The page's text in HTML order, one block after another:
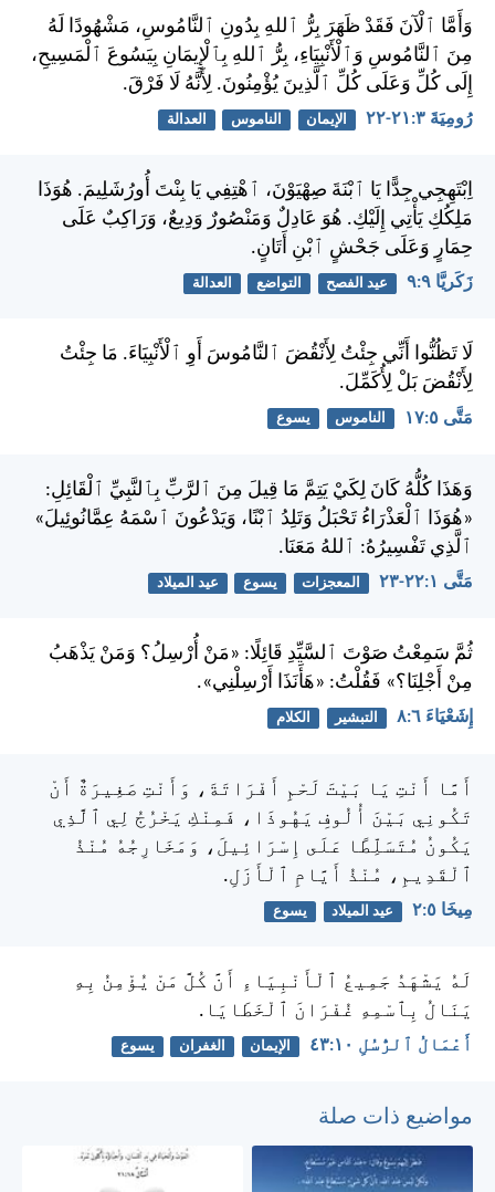
وَأَمَّا ٱلْآنَ فَقَدْ ظَهَرَ بِرُّ ٱللهِ بِدُونِ ٱلنَّامُوسِ، مَشْهُودًا لَهُ
مِنَ ٱلنَّامُوسِ وَٱلْأَنْبِيَاءِ، بِرُّ ٱللهِ بِٱلْإِيمَانِ بِيَسُوعَ ٱلْمَسِيحِ،
إِلَى كُلِّ وَعَلَى كُلِّ ٱلَّذِينَ يُؤْمِنُونَ. لِأَنَّهُ لَا فَرْقَ.
رُومِيَةَ ٣:‏٢١-‏٢٢ الإيمان الناموس العدالة
اِبْتَهِجِي جِدًّا يَا ٱبْنَةَ صِهْيَوْنَ، ٱهْتِفِي يَا بِنْتَ أُورُشَلِيمَ. هُوَذَا
مَلِكُكِ يَأْتِي إِلَيْكِ. هُوَ عَادِلٌ وَمَنْصُورٌ وَدِيعٌ، وَرَاكِبٌ عَلَى
حِمَارٍ وَعَلَى جَحْشٍ ٱبْنِ أَتَانٍ.
زَكَريَّا ٩:‏٩ عيد الفصح التواضع العدالة
لَا تَظُنُّوا أَنِّي جِئْتُ لِأَنْقُضَ ٱلنَّامُوسَ أَوِ ٱلْأَنْبِيَاءَ. مَا جِئْتُ
لِأَنْقُضَ بَلْ لِأُكَمِّلَ.
مَتَّى ٥:‏١٧ الناموس يسوع
وَهَذَا كُلُّهُ كَانَ لِكَيْ يَتِمَّ مَا قِيلَ مِنَ ٱلرَّبِّ بِٱلنَّبِيِّ ٱلْقَائِلِ:
«هُوَذَا ٱلْعَذْرَاءُ تَحْبَلُ وَتَلِدُ ٱبْنًا، وَيَدْعُونَ ٱسْمَهُ عِمَّانُوئِيلَ»
ٱلَّذِي تَفْسِيرُهُ: ٱللهُ مَعَنَا.
مَتَّى ١:‏٢٢-‏٢٣ المعجزات يسوع عيد الميلاد
ثُمَّ سَمِعْتُ صَوْتَ ٱلسَّيِّدِ قَائِلًا: «مَنْ أُرْسِلُ؟ وَمَنْ يَذْهَبُ
مِنْ أَجْلِنَا؟» فَقُلْتُ: «هَأَنَذَا أَرْسِلْنِي».
إِشَعْيَاءَ ٦:‏٨ التبشير الكلام
أَمَّا أَنْتِ يَا بَيْتَ لَحْمِ أَفْرَاتَةَ، وَأَنْتِ صَغِيرَةٌ أَنْ
تَكُونِي بَيْنَ أُلُوفِ يَهُوذَا، فَمِنْكِ يَخْرُجُ لِي ٱلَّذِي
يَكُونُ مُتَسَلِّطًا عَلَى إِسْرَائِيلَ، وَمَخَارِجُهُ مُنْذُ
ٱلْقَدِيمِ، مُنْذُ أَيَّامِ ٱلْأَزَلِ.
مِيخَا ٥:‏٢ عيد الميلاد يسوع
لَهُ يَشْهَدُ جَمِيعُ ٱلْأَنْبِيَاءِ أَنَّ كُلَّ مَنْ يُؤْمِنُ بِهِ
يَنَالُ بِٱسْمِهِ غُفْرَانَ ٱلْخَطَايَا.
أَعْمَالُ ٱلرُّسُلِ ١٠:‏٤٣ الإيمان الغفران يسوع
مواضيع ذات صلة